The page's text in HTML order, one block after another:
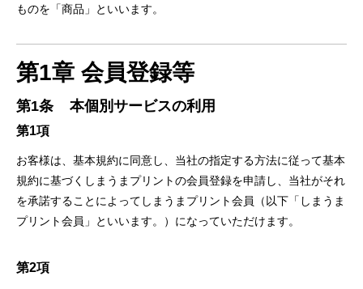
ものを「商品」といいます。
第1章 会員登録等
第1条 本個別サービスの利用
第1項
お客様は、基本規約に同意し、当社の指定する⽅法に従って基本
規約に基づくしまうまプリントの会員登録を申請し、当社がそれ
を承諾することによってしまうまプリント会員（以下「しまうま
プリント会員」といいます。）になっていただけます。
第2項